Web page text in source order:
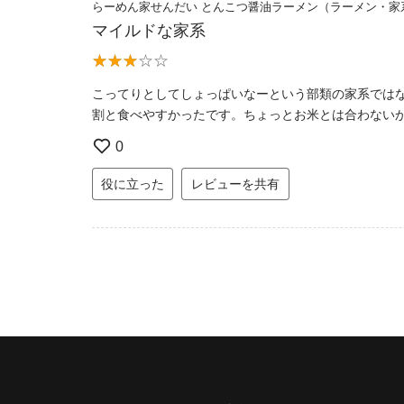
らーめん家せんだい とんこつ醤油ラーメン（ラーメン・家
マイルドな家系
こってりとしてしょっぱいなーという部類の家系では
割と食べやすかったです。ちょっとお米とは合わない
0
役に立った レビューを共有